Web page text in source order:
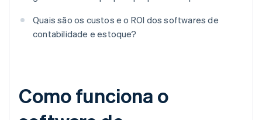
Quais são os custos e o ROI dos softwares de
contabilidade e estoque?
Como funciona o